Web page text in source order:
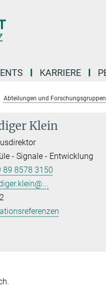
KARRIERE
Abteilungen und Forschungsgruppen
Klein
- Signale - Entwicklung
89 8578 3150